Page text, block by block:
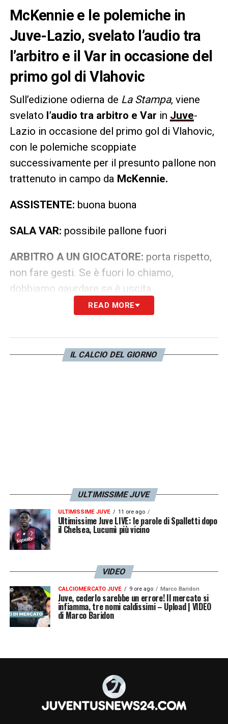
McKennie e le polemiche in
Juve-Lazio, svelato l’audio tra
l’arbitro e il Var in occasione del
primo gol di Vlahovic
Sull’edizione odierna de La Stampa, viene
svelato l’audio tra arbitro e Var in Juve-
Lazio in occasione del primo gol di Vlahovic,
con le polemiche scoppiate
successivamente per il presunto pallone non
trattenuto in campo da McKennie.
ASSISTENTE: buona buona
SALA VAR: possibile pallone fuori
ARBITRO A UN GIOCATORE: porta rispetto,
non fare gesti. Se è fuori lo chiamo,
dobbiamo gaurdare se è uscita
devo controllare il pallone,
non c’è evidenza, il gol è regolare
READ MORE
IL CALCIO DEL GIORNO
ULTIMISSIME JUVE
ULTIMISSIME JUVE 11 ore ago
Ultimissime Juve LIVE: le parole di Spalletti dopo
il Chelsea, Lucumì più vicino
VIDEO
CALCIOMERCATO JUVE 9 ore ago Marco Baridon
Juve, cederlo sarebbe un errore! Il mercato si
infiamma, tre nomi caldissimi – Upload | VIDEO
di Marco Baridon